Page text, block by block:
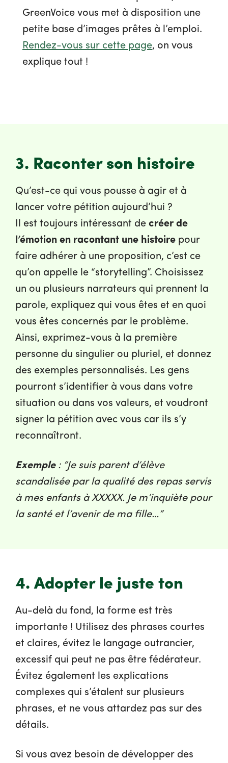
GreenVoice vous met à disposition une
petite base d’images prêtes à l’emploi.
Rendez-vous sur cette page, on vous
explique tout !
3. Raconter son histoire
Qu’est-ce qui vous pousse à agir et à
lancer votre pétition aujourd’hui ?
Il est toujours intéressant de créer de
l’émotion en racontant une histoire pour
faire adhérer à une proposition, c’est ce
qu’on appelle le “storytelling”. Choisissez
un ou plusieurs narrateurs qui prennent la
parole, expliquez qui vous êtes et en quoi
vous êtes concernés par le problème.
Ainsi, exprimez-vous à la première
personne du singulier ou pluriel, et donnez
des exemples personnalisés. Les gens
pourront s’identifier à vous dans votre
situation ou dans vos valeurs, et voudront
signer la pétition avec vous car ils s’y
reconnaîtront.
Exemple: “Je suis parent d’élève
scandalisée par la qualité des repas servis
à mes enfants à XXXXX. Je m’inquiète pour
la santé et l’avenir de ma fille…”
4. Adopter le juste ton
Au-delà du fond, la forme est très
importante ! Utilisez des phrases courtes
et claires, évitez le langage outrancier,
excessif qui peut ne pas être fédérateur.
Évitez également les explications
complexes qui s’étalent sur plusieurs
phrases, et ne vous attardez pas sur des
détails.
Si vous avez besoin de développer des